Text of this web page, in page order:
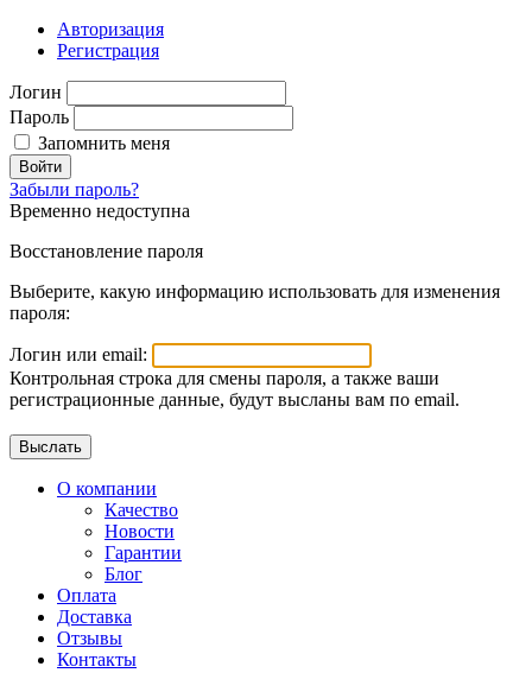
Авторизация
Регистрация
Логин
Пароль
Запомнить меня
Войти
Забыли пароль?
Временно недоступна
Восстановление пароля
Выберите, какую информацию использовать для изменения
пароля:
Логин или email:
Контрольная строка для смены пароля, а также ваши
регистрационные данные, будут высланы вам по email.
О компании
Качество
Новости
Гарантии
Блог
Оплата
Доставка
Отзывы
Контакты